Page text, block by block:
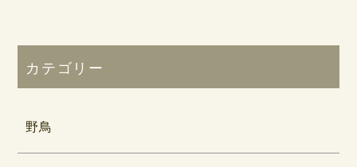
カテゴリー
野鳥